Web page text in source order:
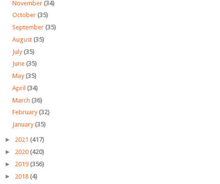
November (34)
October (35)
September (35)
August (35)
July (35)
June (35)
May (35)
April (34)
March (36)
February (32)
January (35)
► 2021 (417)
► 2020 (420)
► 2019 (356)
► 2018 (4)